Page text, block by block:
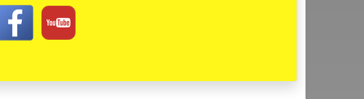
za to, že se nám velmi odborně postarala o vyklízení
profesionály, kteří přesně ví, co a jak zařídit. Služby této